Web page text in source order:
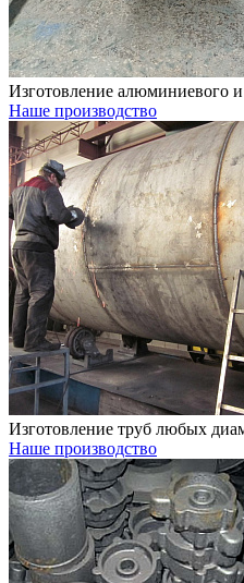
Изготовление алюминиевого
Наше производство
Изготовление труб любых
Наше производство